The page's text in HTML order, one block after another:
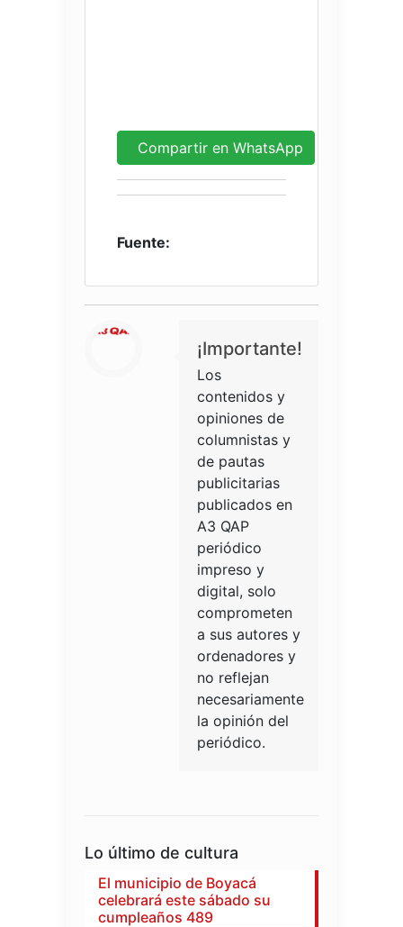
Compartir en WhatsApp
Fuente:
¡Importante!
Los
contenidos y
opiniones de
columnistas y
de pautas
publicitarias
publicados en
A3 QAP
periódico
impreso y
digital, solo
comprometen
a sus autores y
ordenadores y
no reflejan
necesariamente
la opinión del
periódico.
Lo último de cultura
El municipio de Boyacá
celebrará este sábado su
cumpleaños 489